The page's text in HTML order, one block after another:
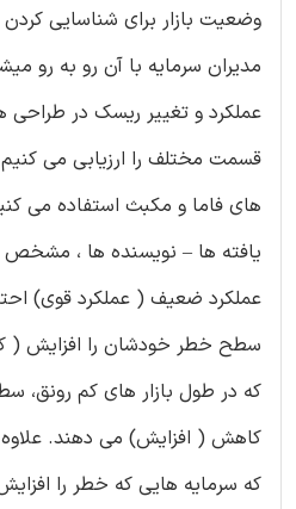
وضعیت بازار برای شناسایی
مدیران سرمایه با آن رو به رو
عملکرد و تغییر ریسک در
قسمت مختلف را ارزیابی می
های فاما و مکبث استفاده می کنیم (
یافته ها – نویسنده ها ، مشخص
عملکرد ضعیف ( عملکرد قوی)
سطح خطر خودشان را افزایش (
که در طول بازار های کم رونق،
کاهش ( افزایش) می دهند.
که سرمایه هایی که خطر را